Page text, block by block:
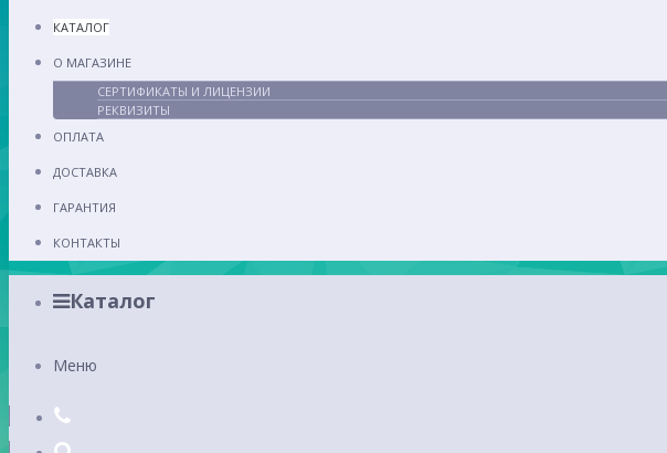
КАТАЛОГ
О МАГАЗИНЕ
СЕРТИФИКАТЫ И ЛИЦЕНЗИИ
РЕКВИЗИТЫ
ОПЛАТА
ДОСТАВКА
ГАРАНТИЯ
КОНТАКТЫ
Каталог
Меню